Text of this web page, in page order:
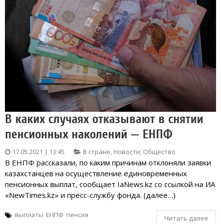
В каких случаях отказывают в снятии
пенсионных наколений — ЕНПФ
17.05.2021 | 13:45 В стране, Новости, Общество
В ЕНПФ рассказали, по каким причинам отклоняли заявки
казахстанцев на осуществление единовременных
пенсионных выплат, сообщает IaNews.kz со ссылкой на ИА
«NewTimes.kz» и пресс-службу фонда. (далее…)
выплаты ЕНПФ пенсия Читать далее